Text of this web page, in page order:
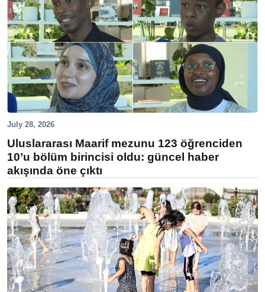
July 28, 2026
Uluslararası Maarif mezunu 123 öğrenciden
10’u bölüm birincisi oldu: güncel haber
akışında öne çıktı